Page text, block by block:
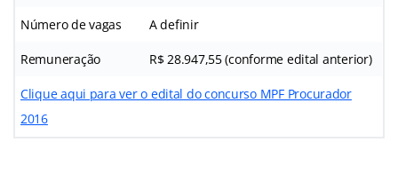
Número de vagas A definir
Remuneração R$ 28.947,55 (conforme edital anterior)
Clique aqui para ver o edital do concurso MPF Procurador
2016